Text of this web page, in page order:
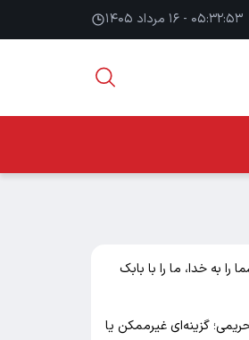
۰۵:۳۲:۵۴ - ۱۶ مرداد ۱۴۰۵
را به خدا، ما را با بابک
گزینه‌ای غیرممکن یا